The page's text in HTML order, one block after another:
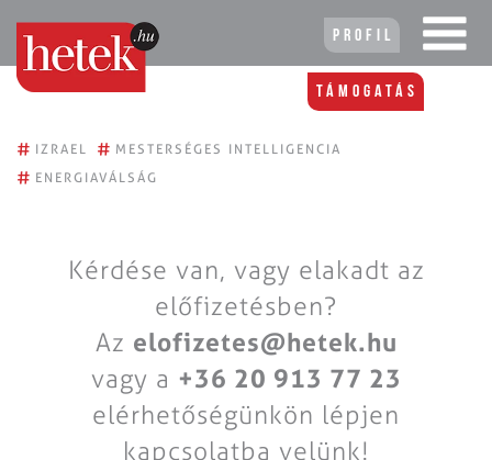
Profil
Támogatás
# IZRAEL # MESTERSÉGES INTELLIGENCIA
# ENERGIAVÁLSÁG
Kérdése van, vagy elakadt az
előfizetésben?
Az elofizetes@hetek.hu
vagy a +36 20 913 77 23
elérhetőségünkön lépjen
kapcsolatba velünk!